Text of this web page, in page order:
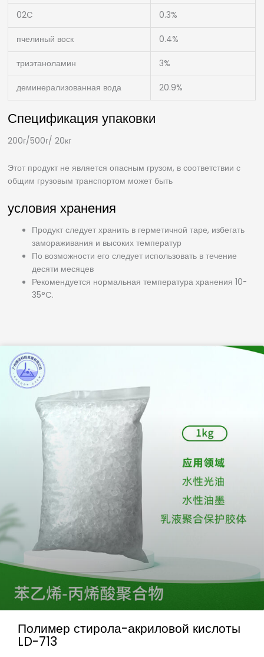
02C 0.3%
пчелиный воск 0.4%
триэтаноламин 3%
деминерализованная вода 20.9%
Спецификация упаковки
200г/500г/ 20кг
Этот продукт не является опасным грузом, в соответствии с
общим грузовым транспортом может быть
условия хранения
Продукт следует хранить в герметичной таре, избегать
замораживания и высоких температур
По возможности его следует использовать в течение
десяти месяцев
Рекомендуется нормальная температура хранения 10-
35°C.
Полимер стирола-акриловой кислоты
LD-713